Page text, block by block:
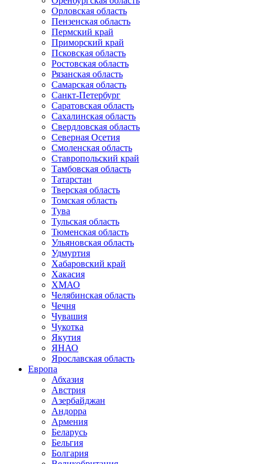
Орловская область
Пензенская область
Пермский край
Приморский край
Псковская область
Ростовская область
Рязанская область
Самарская область
Санкт-Петербург
Саратовская область
Сахалинская область
Свердловская область
Северная Осетия
Смоленская область
Ставропольский край
Тамбовская область
Татарстан
Тверская область
Томская область
Тува
Тульская область
Тюменская область
Ульяновская область
Удмуртия
Хабаровский край
Хакасия
ХМАО
Челябинская область
Чечня
Чувашия
Чукотка
Якутия
ЯНАО
Ярославская область
Европа
Абхазия
Австрия
Азербайджан
Андорра
Армения
Беларусь
Бельгия
Болгария